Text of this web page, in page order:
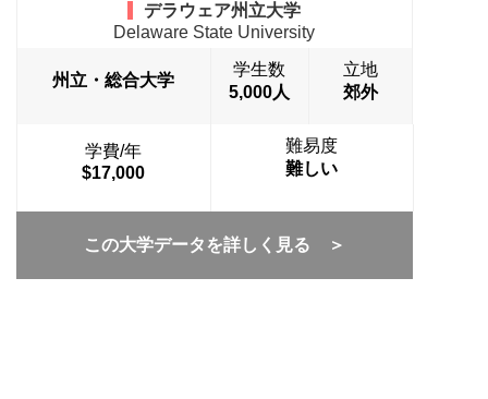
デラウェア州立大学
Delaware State University
州立・総合大学
学生数
5,000人
立地
郊外
学費/年
$17,000
難易度
難しい
この大学データを詳しく見る ＞